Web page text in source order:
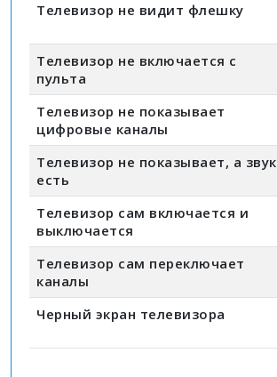
Телевизор не видит флешку
Телевизор не включается с
пульта
Телевизор не показывает
цифровые каналы
Телевизор не показывает, а звук
есть
Телевизор сам включается и
выключается
Телевизор сам переключает
каналы
Черный экран телевизора